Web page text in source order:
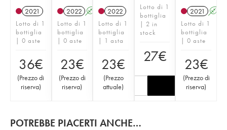
2021
Lotto di 1
bottiglia
| 0 aste
36€
(Prezzo di
riserva)
2022 A
Lotto di 1
bottiglia
| 0 aste
23€
(Prezzo di
riserva)
2022
Lotto di 1
bottiglia
| 1 asta
23€
(Prezzo
attuale)
Lotto di 1
bottiglia
| 2 in
stock
27€
2021 A
Lotto di 1
bottiglia
| 0 aste
23€
(Prezzo di
riserva)
POTREBBE PIACERTI ANCHE…